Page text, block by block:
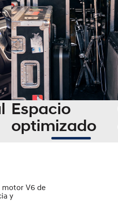
Espacio
optimizado
motor V6 de
y